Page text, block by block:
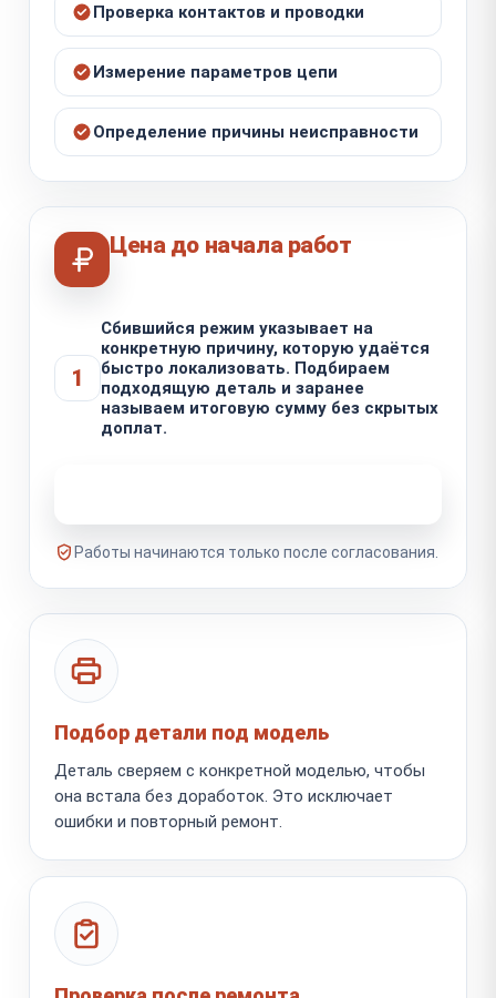
Проверка контактов и проводки
Измерение параметров цепи
Определение причины неисправности
Цена до начала работ
1
Сбившийся режим указывает на
конкретную причину, которую удаётся
быстро локализовать. Подбираем
подходящую деталь и заранее
называем итоговую сумму без скрытых
доплат.
Работы начинаются только после согласования.
Подбор детали под модель
Деталь сверяем с конкретной моделью, чтобы
она встала без доработок. Это исключает
ошибки и повторный ремонт.